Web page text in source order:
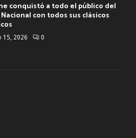
conquistó a todo el público del
con todos sus clásicos
15, 2026 0